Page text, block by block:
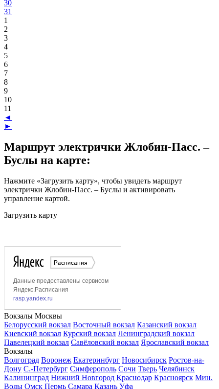
30
31
1
2
3
4
5
6
7
8
9
10
11
◄
►
Маршрут электрички Жлобин-Пасс. –
Буслы на карте:
Нажмите «Загрузить карту», чтобы увидеть маршрут
электрички Жлобин-Пасс. – Буслы и активировать
управление картой.
Загрузить карту
Вокзалы Москвы
Белорусский вокзал Восточный вокзал Казанский вокзал
Киевский вокзал Курский вокзал Ленинградский вокзал
Павелецкий вокзал Савёловский вокзал Ярославский вокзал
Вокзалы
Волгоград Воронеж Екатеринбург Новосибирск Ростов-на-
Дону С.-Петербург Симферополь Сочи Тверь Челябинск
Калининград Нижний Новгород Краснодар Красноярск Мин.
Воды Омск Пермь Самара Казань Уфа